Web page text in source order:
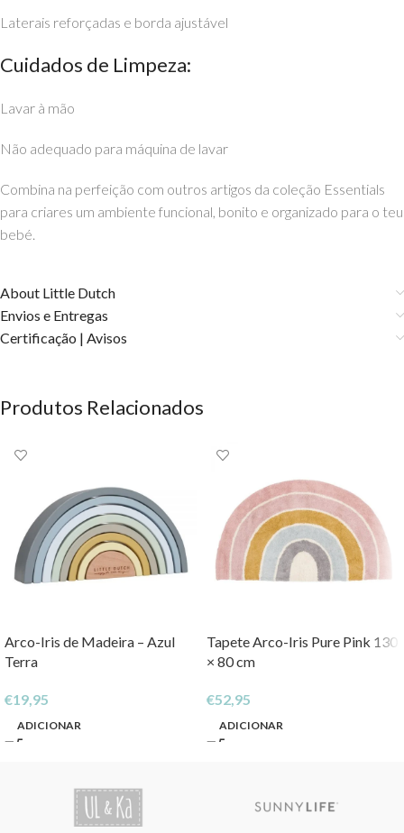
Laterais reforçadas e borda ajustável
Cuidados de Limpeza:
Lavar à mão
Não adequado para máquina de lavar
Combina na perfeição com outros artigos da coleção Essentials
para criares um ambiente funcional, bonito e organizado para o teu
bebé.
About Little Dutch
Envios e Entregas
Certificação | Avisos
Produtos Relacionados
Arco-Iris de Madeira – Azul
Terra
€19,95
ADICIONAR
Tapete Arco-Iris Pure Pink 130
× 80 cm
€52,95
ADICIONAR